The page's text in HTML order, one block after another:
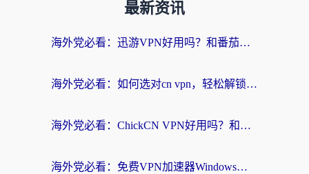
最新资讯
海外党必看：迅游VPN好用吗？和番茄加速器VPN对比哪个回国效果更好？
海外党必看：如何选对cn vpn，轻松解锁国内影音游戏？
海外党必看：ChickCN VPN好用吗？和星河VPN对比哪个回国效果更好？附真实体验+避坑指南
海外党必看：免费VPN加速器Windows版怎么选？附真实测评与无缝访问国内资源指南